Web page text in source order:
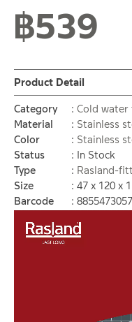
฿539
Product Detail
Category
Cold water
Material
Stainless
Color
Stainless
Status
In Stock
Type
Rasland-
Size
47 x 120 x
Barcode
Player